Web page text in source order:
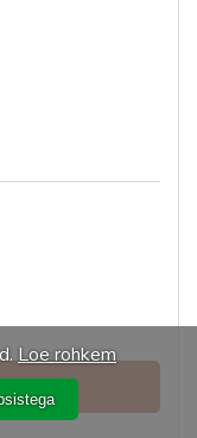
Loe rohkem